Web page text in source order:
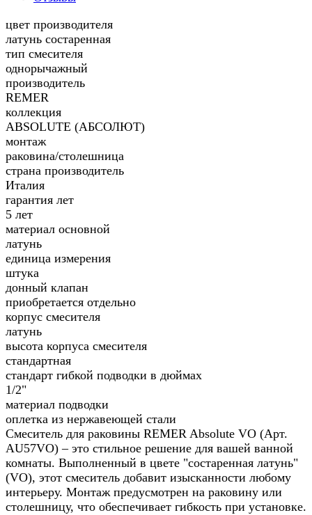
цвет производителя
латунь состаренная
тип смесителя
однорычажный
производитель
REMER
коллекция
ABSOLUTE (АБСОЛЮТ)
монтаж
раковина/столешница
страна производитель
Италия
гарантия лет
5 лет
материал основной
латунь
единица измерения
штука
донный клапан
приобретается отдельно
корпус смесителя
латунь
высота корпуса смесителя
стандартная
стандарт гибкой подводки в дюймах
1/2"
материал подводки
оплетка из нержавеющей стали
Смеситель для раковины REMER Absolute VO (Арт.
AU57VO) – это стильное решение для вашей ванной
комнаты. Выполненный в цвете "состаренная латунь"
(VO), этот смеситель добавит изысканности любому
интерьеру. Монтаж предусмотрен на раковину или
столешницу, что обеспечивает гибкость при установке.